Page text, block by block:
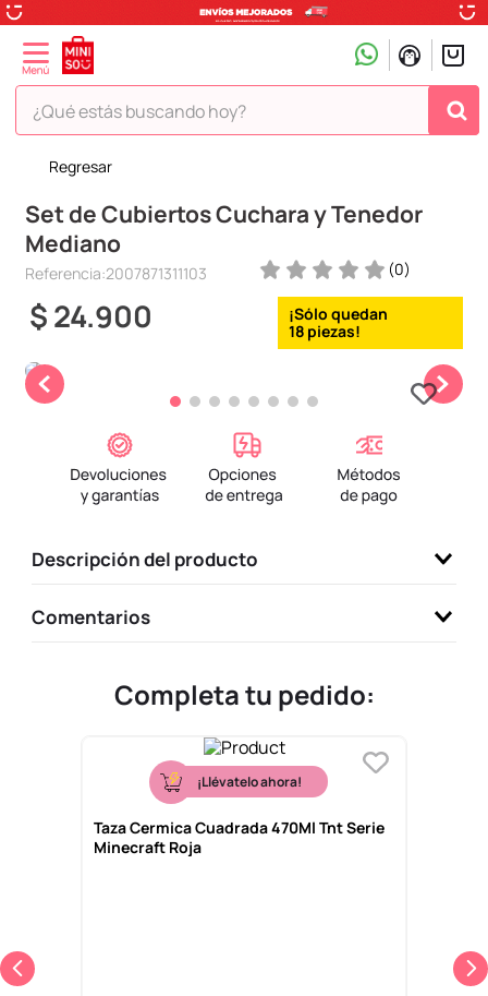
¿Qué estás buscando hoy?
Regresar
Set de Cubiertos Cuchara y Tenedor
Mediano
Referencia:2007871311103 (0)
$24.900 18
Descripción del producto
Comentarios
Completa tu pedido:
¡Llévatelo ahora!
Taza Cermica Cuadrada 470Ml Tnt Serie
Minecraft Roja
TÉRMINOS MÁS BUSCADOS
1.
peluche
2.
hello kitty
3.
snoopy
4.
ositos cariñositos
5.
6.
disney
toy story
termos
10. league of legends